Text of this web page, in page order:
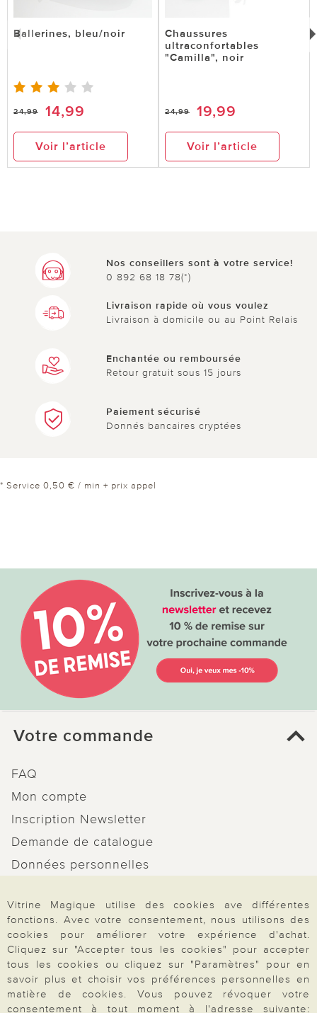
Ballerines, bleu/noir
24,99 14,99
Voir l’article
Chaussures
ultraconfortables
"Camilla", noir
24,99 19,99
Voir l’article
Nos conseillers sont à votre service!
0 892 68 18 78(*)
Livraison rapide où vous voulez
Livraison à domicile ou au Point Relais
Enchantée ou remboursée
Retour gratuit sous 15 jours
Paiement sécurisé
Donnés bancaires cryptées
* Service 0,50 € / min + prix appel
Votre commande
FAQ
Mon compte
Inscription Newsletter
Demande de catalogue
Données personnelles
Rétractation
Paiement & Livraison
Vitrine Magique utilise des cookies ave différentes
fonctions. Avec votre consentement, nous utilisons des
cookies pour améliorer votre expérience d'achat.
Cliquez sur "Accepter tous les cookies" pour accepter
tous les cookies ou cliquez sur "Paramètres" pour en
savoir plus et choisir vos préférences personnelles en
matière de cookies. Vous pouvez révoquer votre
consentement à tout moment à l'adresse suivante: